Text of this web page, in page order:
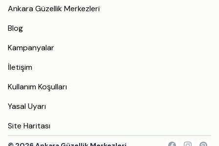
Ankara Güzellik Merkezleri
Blog
Kampanyalar
İletişim
Kullanım Koşulları
Yasal Uyarı
Site Haritası